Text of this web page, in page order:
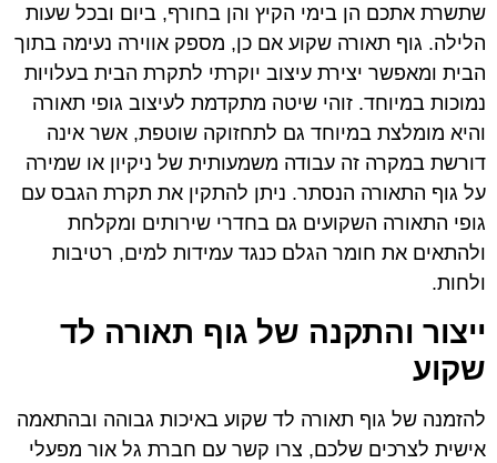
שתשרת אתכם הן בימי הקיץ והן בחורף, ביום ובכל שעות
הלילה. גוף תאורה שקוע אם כן, מספק אווירה נעימה בתוך
הבית ומאפשר יצירת עיצוב יוקרתי לתקרת הבית בעלויות
נמוכות במיוחד. זוהי שיטה מתקדמת לעיצוב גופי תאורה
והיא מומלצת במיוחד גם לתחזוקה שוטפת, אשר אינה
דורשת במקרה זה עבודה משמעותית של ניקיון או שמירה
על גוף התאורה הנסתר. ניתן להתקין את תקרת הגבס עם
גופי התאורה השקועים גם בחדרי שירותים ומקלחת
ולהתאים את חומר הגלם כנגד עמידות למים, רטיבות
ולחות.
ייצור והתקנה של גוף תאורה לד
שקוע
להזמנה של גוף תאורה לד שקוע באיכות גבוהה ובהתאמה
אישית לצרכים שלכם, צרו קשר עם חברת גל אור מפעלי